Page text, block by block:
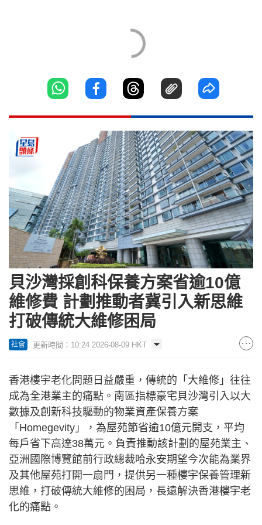
貝沙灣採創科保養方案省逾10億
維修費 計劃推動者冀引入新思維
打破傳統大維修困局
社會 更新時間：10:24 2026-08-09 HKT
香港樓宇老化問題日益嚴重，傳統的「大維修」往往
成為全港業主的痛點。南區指標豪宅貝沙灣引入以大
數據及創新科技驅動的物業資產保養方案
「Homegevity」，為屋苑節省逾10億元開支，平均
每戶省下高達38萬元。負責推動該計劃的屋苑業主、
亞洲國際博覽館前行政總裁哈永安期望今次能為業界
及其他屋苑打開一扇門，提供另一種樓宇保養管理新
思維，打破傳統大維修的困局，長遠解決香港樓宇老
化的痛點。